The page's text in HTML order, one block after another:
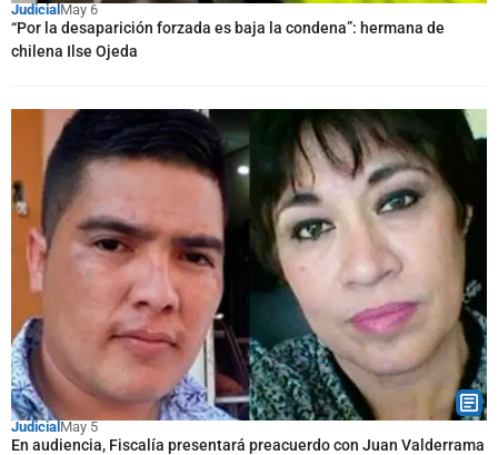
Judicial May 6
“Por la desaparición forzada es baja la condena”: hermana de
chilena Ilse Ojeda
JudicialMay 5
En audiencia, Fiscalía presentará preacuerdo con Juan Valderrama